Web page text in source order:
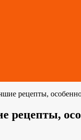
рецепты,
рецепты,